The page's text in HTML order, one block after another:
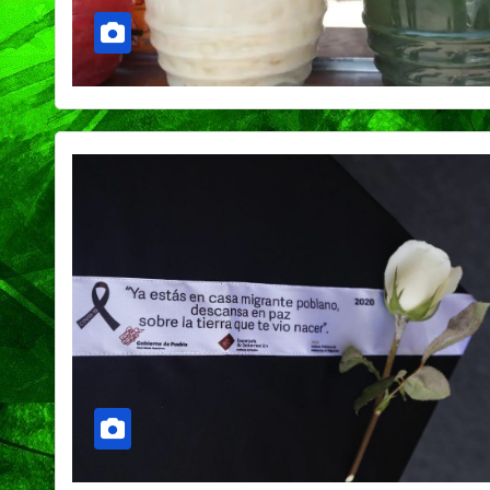
PORTADA TENDENCIA VIDA │ ESTILO